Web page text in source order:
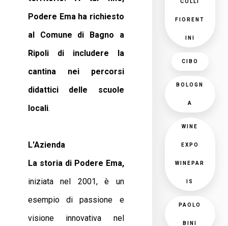
Podere Ema ha richiesto
al Comune di Bagno a
Ripoli di includere la
cantina nei percorsi
didattici delle scuole
locali.
L'Azienda
La storia di Podere Ema,
iniziata nel 2001, è un
esempio di passione e
visione innovativa nel
COLLI
FIORENT
INI
CIBO
BOLOGN
A
WINE
EXPO
WINEPAR
IS
PAOLO
BINI